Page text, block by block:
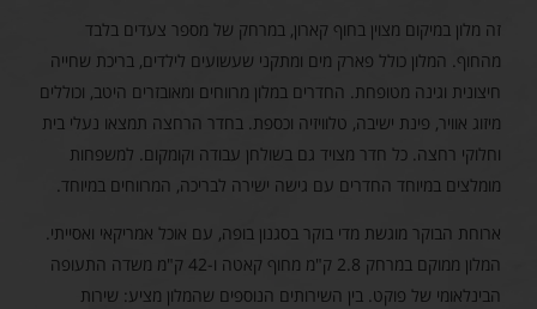
זה מלון במיקום מצוין בחוף קארון, במרחק של מספר צעדים בלבד
מהחוף. המלון כולל פארק מים ומתקני שעשועים לילדים, בריכת שחייה
חיצונית וגינה מטופחת. החדרים במלון מרווחים ומאובזרים היטב, וכוללים
מיזוג אוויר, פינת ישיבה, טלוויזיה וכספת. בחדר הרחצה תמצאו נעלי בית
וחלוקי רחצה. כל חדר מצויד גם בשולחן עבודה וקומקום. למשפחות
מומלצים במיוחד החדרים עם גישה ישירה לבריכה, המרווחים במיוחד.
ארוחת הבוקר מוגשת מדי בוקר בסגנון בופה, עם אוכל אמריקאי ואסייתי.
המלון ממוקם במרחק 2.8 ק"מ מחוף קאטה ו-42 ק"מ משדה התעופה
הבינלאומי של פוקט. בין השירותים הנוספים שהמלון מציע: שירות